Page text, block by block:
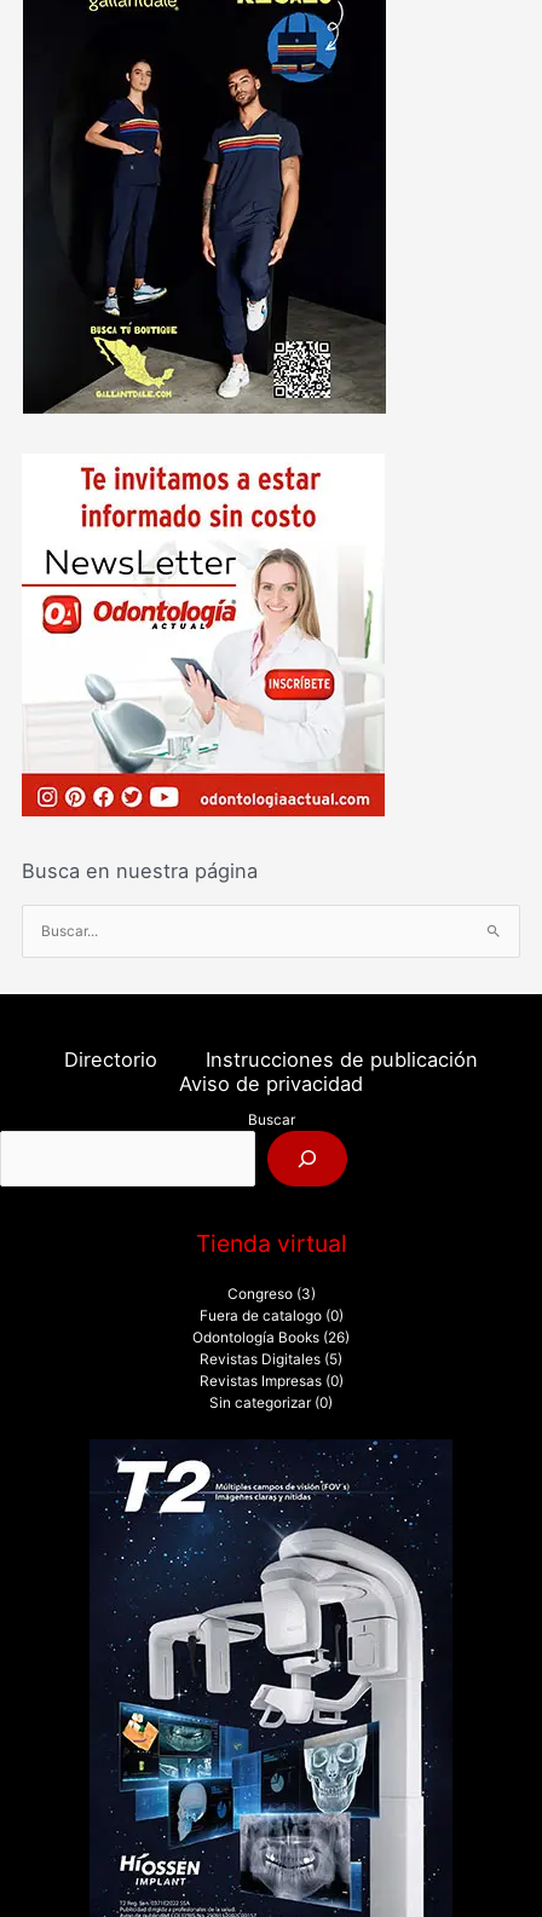
Busca en nuestra página
u
s
o
:
Directorio
Instrucciones de publicación
Aviso de privacidad
Buscar
Tienda virtual
Congreso (3)
Fuera de catalogo (0)
Odontología Books (26)
Revistas Digitales (5)
Revistas Impresas (0)
Sin categorizar (0)